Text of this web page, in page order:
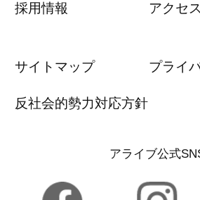
採用情報 アクセス
サイトマップ プライ
反社会的勢力対応方針
アライブ公式